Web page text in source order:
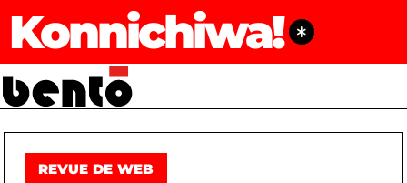
Konnichiwa!
REVUE DE WEB